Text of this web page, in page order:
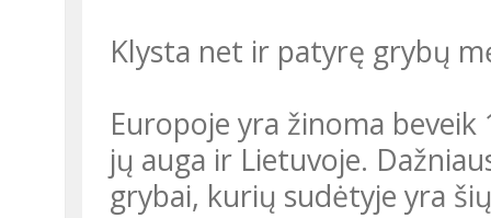
Klysta net ir patyrę grybų
Europoje yra žinoma
jų auga ir Lietuvoje.
grybai, kurių sudėtyje yra